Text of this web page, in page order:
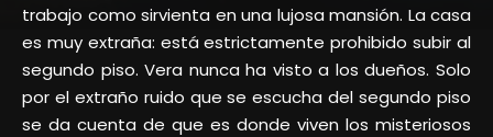
trabajo como sirvienta en una lujosa mansión. La casa
es muy extraña: está estrictamente prohibido subir al
segundo piso. Vera nunca ha visto a los dueños. Solo
por el extraño ruido que se escucha del segundo piso
se da cuenta de que es donde viven los misteriosos